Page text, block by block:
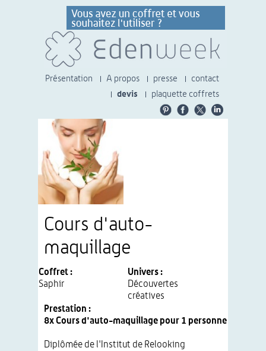
Présentation A propos presse
contact
devis
plaquette coffrets
Cours d'auto-
maquillage
Coffret :
Saphir
Univers :
Découvertes
créatives
Prestation :
8x Cours d'auto-maquillage pour 1 personne
Diplômée de l'Institut de Relooking